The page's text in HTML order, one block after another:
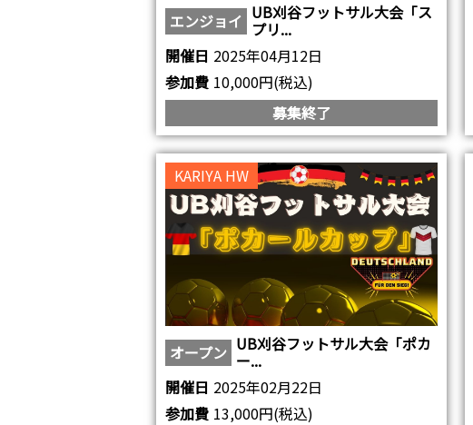
エンジョイ UB刈谷フットサル大会「ス
プリ...
開催日 2025年04月12日
参加費 10,000円(税込)
募集終了
KARIYA HW
オープン UB刈谷フットサル大会「ポカ
ー...
開催日 2025年02月22日
参加費 13,000円(税込)